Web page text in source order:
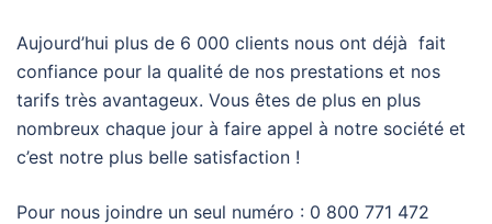
Aujourd’hui plus de 6 000 clients nous ont déjà fait
confiance pour la qualité de nos prestations et nos
tarifs très avantageux. Vous êtes de plus en plus
nombreux chaque jour à faire appel à notre société et
c’est notre plus belle satisfaction !
Pour nous joindre un seul numéro : 0 800 771 472